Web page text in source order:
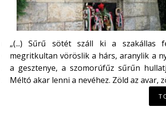
„(...) Sűrű sötét száll ki a szakállas
megritkultan vöröslik a hárs, aranylik a
a gesztenye, a szomorúfűz sűrűn
Méltó akar lenni a nevéhez. Zöld az avar,